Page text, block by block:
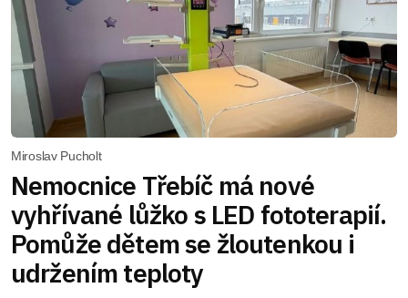
Miroslav Pucholt
Nemocnice Třebíč má nové
vyhřívané lůžko s LED fototerapií.
Pomůže dětem se žloutenkou i
udržením teploty